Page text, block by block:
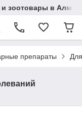
зоотовары в
препараты